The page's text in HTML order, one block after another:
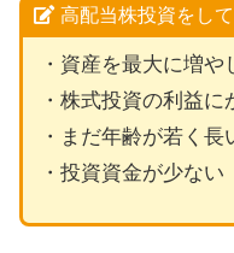
高配当株投資をし
・資産を最大に増や
・株式投資の利益
・まだ年齢が若く
・投資資金が少ない